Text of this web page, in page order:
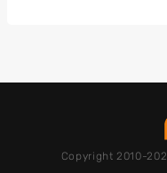
Copyright 2010-